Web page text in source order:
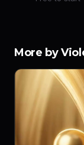
More by